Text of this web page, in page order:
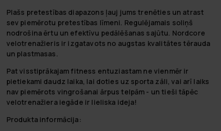
Plašs pretestības diapazons ļauj jums trenēties un atrast
sev piemērotu pretestības līmeni. Regulējamais soliņš
nodrošina ērtu un efektīvu pedālēšanas sajūtu. Nordcore
velotrenažieris ir izgatavots no augstas kvalitātes tērauda
un plastmasas.
Pat visstiprākajam fitness entuziastam ne vienmēr ir
pietiekami daudz laika, lai doties uz sporta zāli, vai arī laiks
nav piemērots vingrošanai ārpus telpām - un tieši tāpēc
velotrenažiera iegāde ir lieliska ideja!
Produkta informācija: